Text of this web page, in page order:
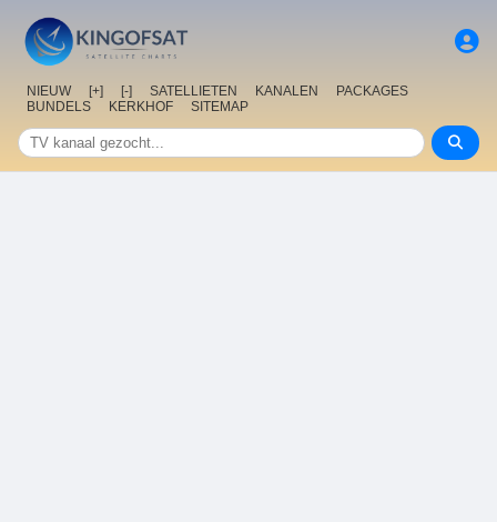
NIEUW [+] [-] SATELLIETEN KANALEN
PACKAGES
BUNDELS
KERKHOF SITEMAP